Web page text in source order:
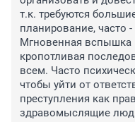
т.к. требуются
планирование, часто
Мгновенная вспышка
кропотливая
всем. Часто
чтобы уйти от
преступления как
здравомыслящие